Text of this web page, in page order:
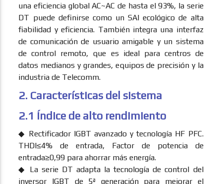
una eficiencia global AC~AC de hasta el 93%, la serie
DT puede definirse como un SAI ecológico de alta
fiabilidad y eficiencia. También integra una interfaz
de comunicación de usuario amigable y un sistema
de control remoto, que es ideal para centros de
datos medianos y grandes, equipos de precisión y la
industria de Telecomm.
2. Características del sistema
2.1 Índice de alto rendimiento
◆ Rectificador IGBT avanzado y tecnología HF PFC.
THDI≤4% de entrada, Factor de potencia de
entrada≥0,99 para ahorrar más energía.
◆ La serie DT adapta la tecnología de control del
inversor IGBT de 5ª generación para mejorar el